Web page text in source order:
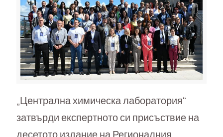
„Централна химическа лаборатория“
затвърди експертното си присъствие на